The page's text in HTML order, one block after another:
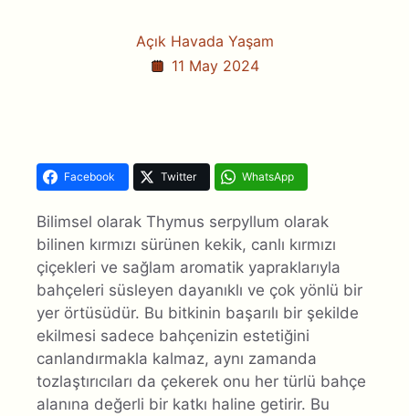
Açık Havada Yaşam
11 May 2024
Facebook Twitter WhatsApp
Bilimsel olarak Thymus serpyllum olarak
bilinen kırmızı sürünen kekik, canlı kırmızı
çiçekleri ve sağlam aromatik yapraklarıyla
bahçeleri süsleyen dayanıklı ve çok yönlü bir
yer örtüsüdür. Bu bitkinin başarılı bir şekilde
ekilmesi sadece bahçenizin estetiğini
canlandırmakla kalmaz, aynı zamanda
tozlaştırıcıları da çekerek onu her türlü bahçe
alanına değerli bir katkı haline getirir. Bu